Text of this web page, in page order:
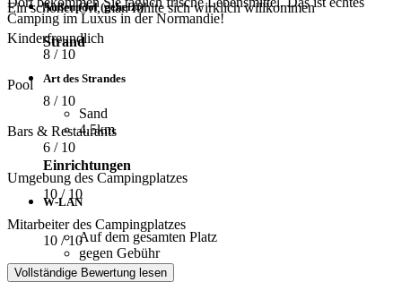
Camping im Luxus in der Normandie!
Außenpool (geheizt)
Strand
Art des Strandes
Sand
4.5km
Einrichtungen
W-LAN
Auf dem gesamten Platz
gegen Gebühr
Ein schöner Ort, man fühlte sich wirklich willkommen
Kinderfreundlich
8 / 10
Pool
8 / 10
Bars & Restaurants
6 / 10
Umgebung des Campingplatzes
10 / 10
Mitarbeiter des Campingplatzes
10 / 10
Vollständige Bewertung lesen